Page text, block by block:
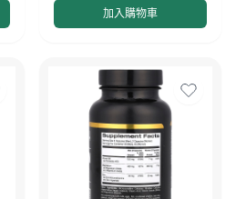
加入購物車